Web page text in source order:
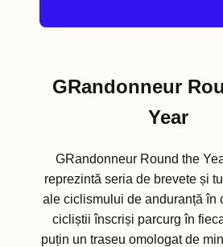
GRandonneur
Year
GRandonneur Round the
reprezintă seria de brevete și
ale ciclismului de anduranță în
cicliștii înscriși parcurg în
puțin un traseu omologat de